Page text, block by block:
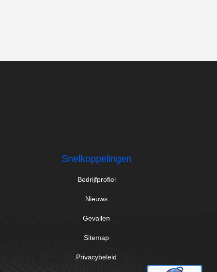
Snelkoppelingen
Bedrijfprofiel
Nieuws
Gevallen
Sitemap
Privacybeleid